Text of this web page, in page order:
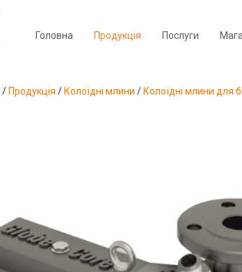
Головна Продукція Послуги
/ Продукція / Колоїдні млини / Колоїдні млини для